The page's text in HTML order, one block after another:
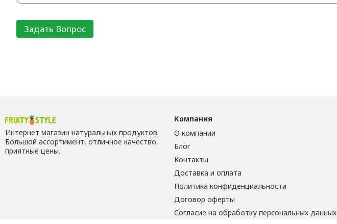
Интернет магазин натуральных продуктов.
Большой ассортимент, отличное качество,
приятные цены.
Компания
О компании
Блог
Контакты
Доставка и оплата
Политика конфиденциальности
Договор оферты
Согласие на обработку персональных данных